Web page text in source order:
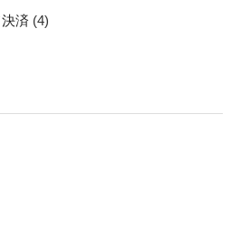
済 (4)